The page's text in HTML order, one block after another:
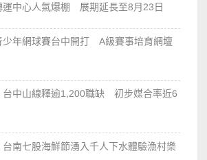
運中心人氣爆棚 展期延長至8月23日
少年網球賽台中開打 A級賽事培育網壇
台中山線釋逾1,200職缺 初步媒合率近6
南七股海鮮節湧入千人下水體驗漁村樂